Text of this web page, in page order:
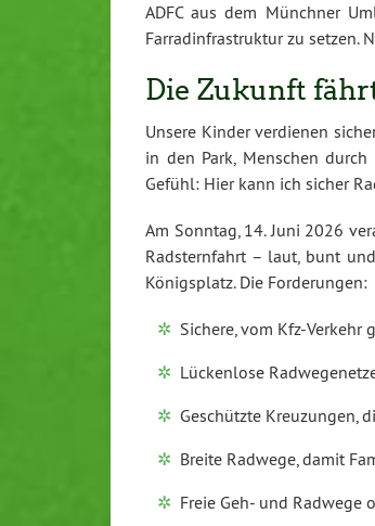
ADFC aus dem Münchner
Farradinfrastruktur zu setzen.
Die Zukunft
Unsere Kinder verdienen
in den Park, Menschen
Gefühl: Hier kann ich sicher
Am Sonntag, 14. Juni 2026
Radsternfahrt – laut, bunt
Königsplatz. Die Forderungen:
Sichere, vom Kfz-Verkehr
Lückenlose
Geschützte Kreuzungen,
Breite Radwege, damit
Freie Geh- und Radwege